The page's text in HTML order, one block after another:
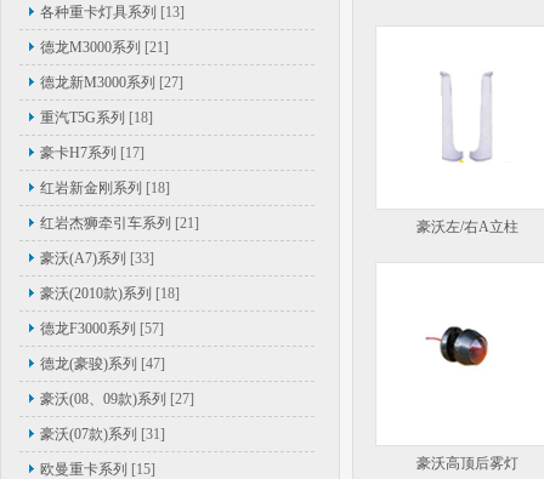
各种重卡灯具系列 [13]
德龙M3000系列 [21]
德龙新M3000系列 [27]
重汽T5G系列 [18]
豪卡H7系列 [17]
红岩新金刚系列 [18]
红岩杰狮牵引车系列 [21]
豪沃(A7)系列 [33]
豪沃(2010款)系列 [18]
德龙F3000系列 [57]
德龙(豪骏)系列 [47]
豪沃(08、09款)系列 [27]
豪沃(07款)系列 [31]
欧曼重卡系列 [15]
豪沃左/右A立柱
豪沃高顶后雾灯